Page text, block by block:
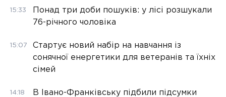
15:33
Понад три доби пошуків: у лісі розшукали
76-річного чоловіка
15:07
Стартує новий набір на навчання із
сонячної енергетики для ветеранів та їхніх
сімей
14:18
В Івано-Франківську підбили підсумки